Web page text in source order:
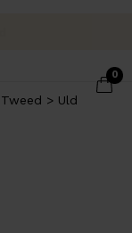
0
Tweed
Uld